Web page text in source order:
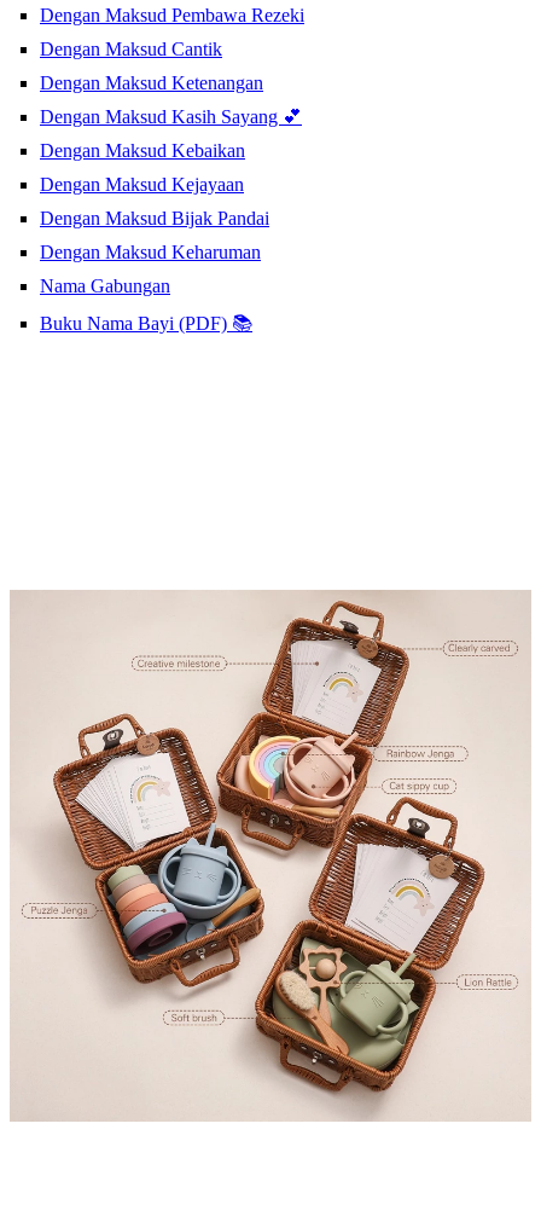
Dengan Maksud Pembawa Rezeki
Dengan Maksud Cantik
Dengan Maksud Ketenangan
Dengan Maksud Kasih Sayang 💕
Dengan Maksud Kebaikan
Dengan Maksud Kejayaan
Dengan Maksud Bijak Pandai
Dengan Maksud Keharuman
Nama Gabungan
Buku Nama Bayi (PDF) 📚